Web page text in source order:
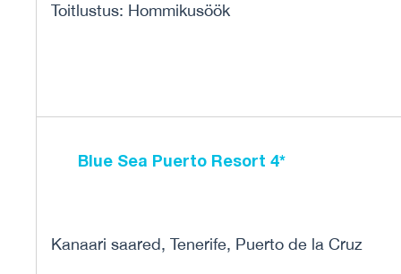
Toitlustus: Hommikusöök
Blue Sea Puerto Resort 4*
Kanaari saared, Tenerife, Puerto de la Cruz